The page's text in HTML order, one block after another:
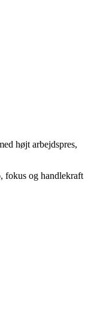
højt arbejdspres,
fokus og handlekraft